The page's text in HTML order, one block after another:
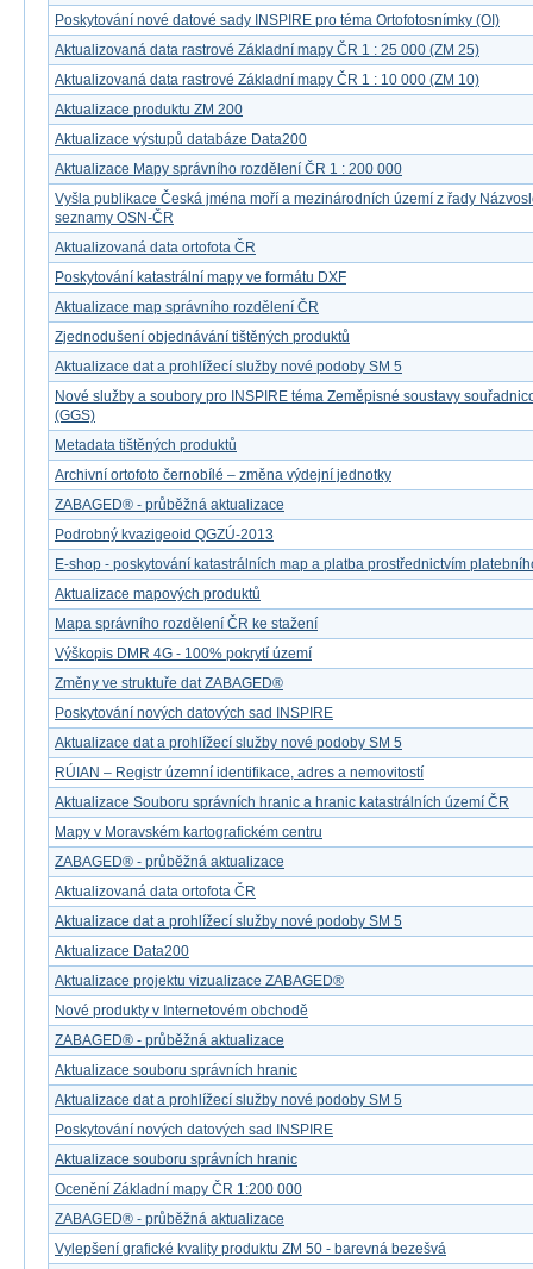
Poskytování nové datové sady INSPIRE pro téma Ortofotosnímky (OI)
Aktualizovaná data rastrové Základní mapy ČR 1 : 25 000 (ZM 25)
Aktualizovaná data rastrové Základní mapy ČR 1 : 10 000 (ZM 10)
Aktualizace produktu ZM 200
Aktualizace výstupů databáze Data200
Aktualizace Mapy správního rozdělení ČR 1 : 200 000
Vyšla publikace Česká jména moří a mezinárodních území z řady
seznamy OSN-ČR
Aktualizovaná data ortofota ČR
Poskytování katastrální mapy ve formátu DXF
Aktualizace map správního rozdělení ČR
Zjednodušení objednávání tištěných produktů
Aktualizace dat a prohlížecí služby nové podoby SM 5
Nové služby a soubory pro INSPIRE téma Zeměpisné soustavy
(GGS)
Metadata tištěných produktů
Archivní ortofoto černobílé – změna výdejní jednotky
ZABAGED® - průběžná aktualizace
Podrobný kvazigeoid QGZÚ-2013
E-shop - poskytování katastrálních map a platba prostřednictvím
Aktualizace mapových produktů
Mapa správního rozdělení ČR ke stažení
Výškopis DMR 4G - 100% pokrytí území
Změny ve struktuře dat ZABAGED®
Poskytování nových datových sad INSPIRE
Aktualizace dat a prohlížecí služby nové podoby SM 5
RÚIAN – Registr územní identifikace, adres a nemovitostí
Aktualizace Souboru správních hranic a hranic katastrálních území ČR
Mapy v Moravském kartografickém centru
ZABAGED® - průběžná aktualizace
Aktualizovaná data ortofota ČR
Aktualizace dat a prohlížecí služby nové podoby SM 5
Aktualizace Data200
Aktualizace projektu vizualizace ZABAGED®
Nové produkty v Internetovém obchodě
ZABAGED® - průběžná aktualizace
Aktualizace souboru správních hranic
Aktualizace dat a prohlížecí služby nové podoby SM 5
Poskytování nových datových sad INSPIRE
Aktualizace souboru správních hranic
Ocenění Základní mapy ČR 1:200 000
ZABAGED® - průběžná aktualizace
Vylepšení grafické kvality produktu ZM 50 - barevná bezešvá